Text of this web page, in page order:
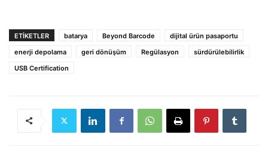
ETIKETLER batarya Beyond Barcode
dijital ürün pasaportu
enerji depolama
geri dönüşüm Regülasyon
sürdürülebilirlik
USB Certification